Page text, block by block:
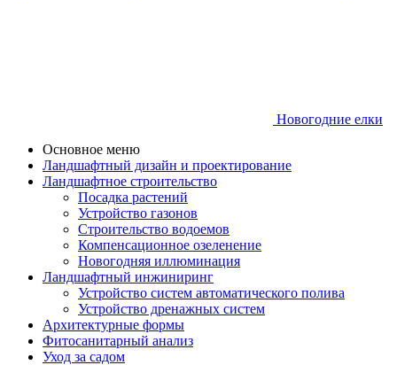
Новогодние елки
Основное меню
Ландшафтный дизайн и проектирование
Ландшафтное строительство
Посадка растений
Устройство газонов
Строительство водоемов
Компенсационное озеленение
Новогодняя иллюминация
Ландшафтный инжиниринг
Устройство систем автоматического полива
Устройство дренажных систем
Aрхитектурные формы
Фитосанитарный анализ
Уход за садом